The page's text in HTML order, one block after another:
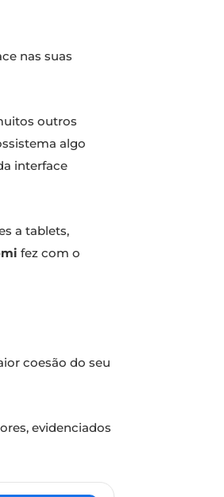
nas suas
outros
algo
interface
a tablets,
fez com o
coesão do seu
evidenciados